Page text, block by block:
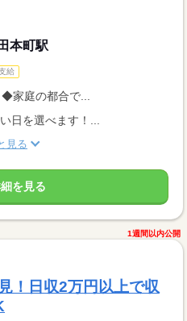
本町駅
給
家庭の都合で...
日を選べます！...
見る
を見る
1週間以内公開
！日収2万円以上で収